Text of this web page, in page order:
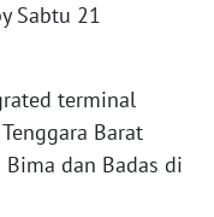
Sabtu 21
terminal
Barat
dan Badas di